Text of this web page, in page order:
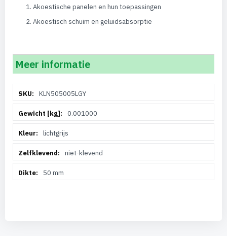
Akoestische panelen en hun toepassingen
Akoestisch schuim en geluidsabsorptie
Meer informatie
informatieKLN505005LGY
0.001000
lichtgrijs
niet-klevend
50 mm